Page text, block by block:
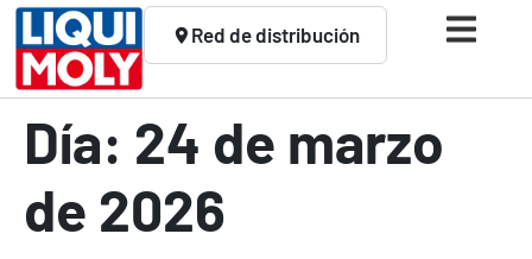
Red de distribución
Día: 24 de marzo
de 2026